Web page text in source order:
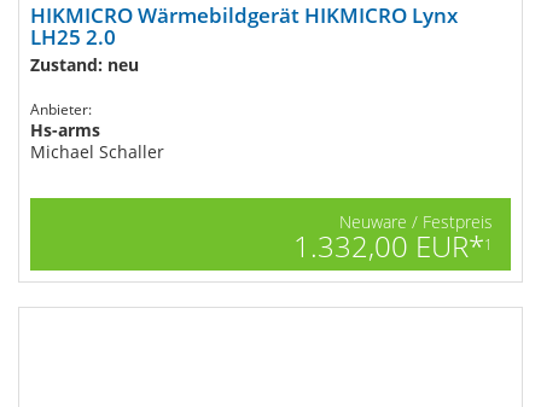
HIKMICRO Wärmebildgerät HIKMICRO Lynx
LH25 2.0
Zustand: neu
Anbieter:
Hs-arms
Michael Schaller
Neuware / Festpreis
1.332,00 EUR*1